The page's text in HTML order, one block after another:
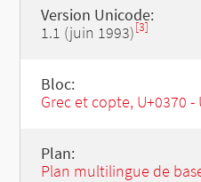
Version Unicode:
1.1 (juin 1993)[3]
Bloc:
Grec et copte, U+0370 -
Plan:
Plan multilingue de